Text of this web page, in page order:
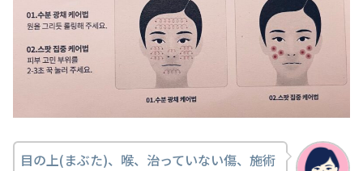
目の上(まぶた)、喉、治っていない傷、施術